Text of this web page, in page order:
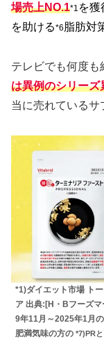
場売上NO.1*1 を獲
を助ける*6 脂肪対
テレビでも何度も
は異例のシリーズ
当に売れているサ
*1)ダイエット市場 ト
ア 出典:[H・Bフーズ
9年11月～2025年1月
肥満気味の方の *7)PR